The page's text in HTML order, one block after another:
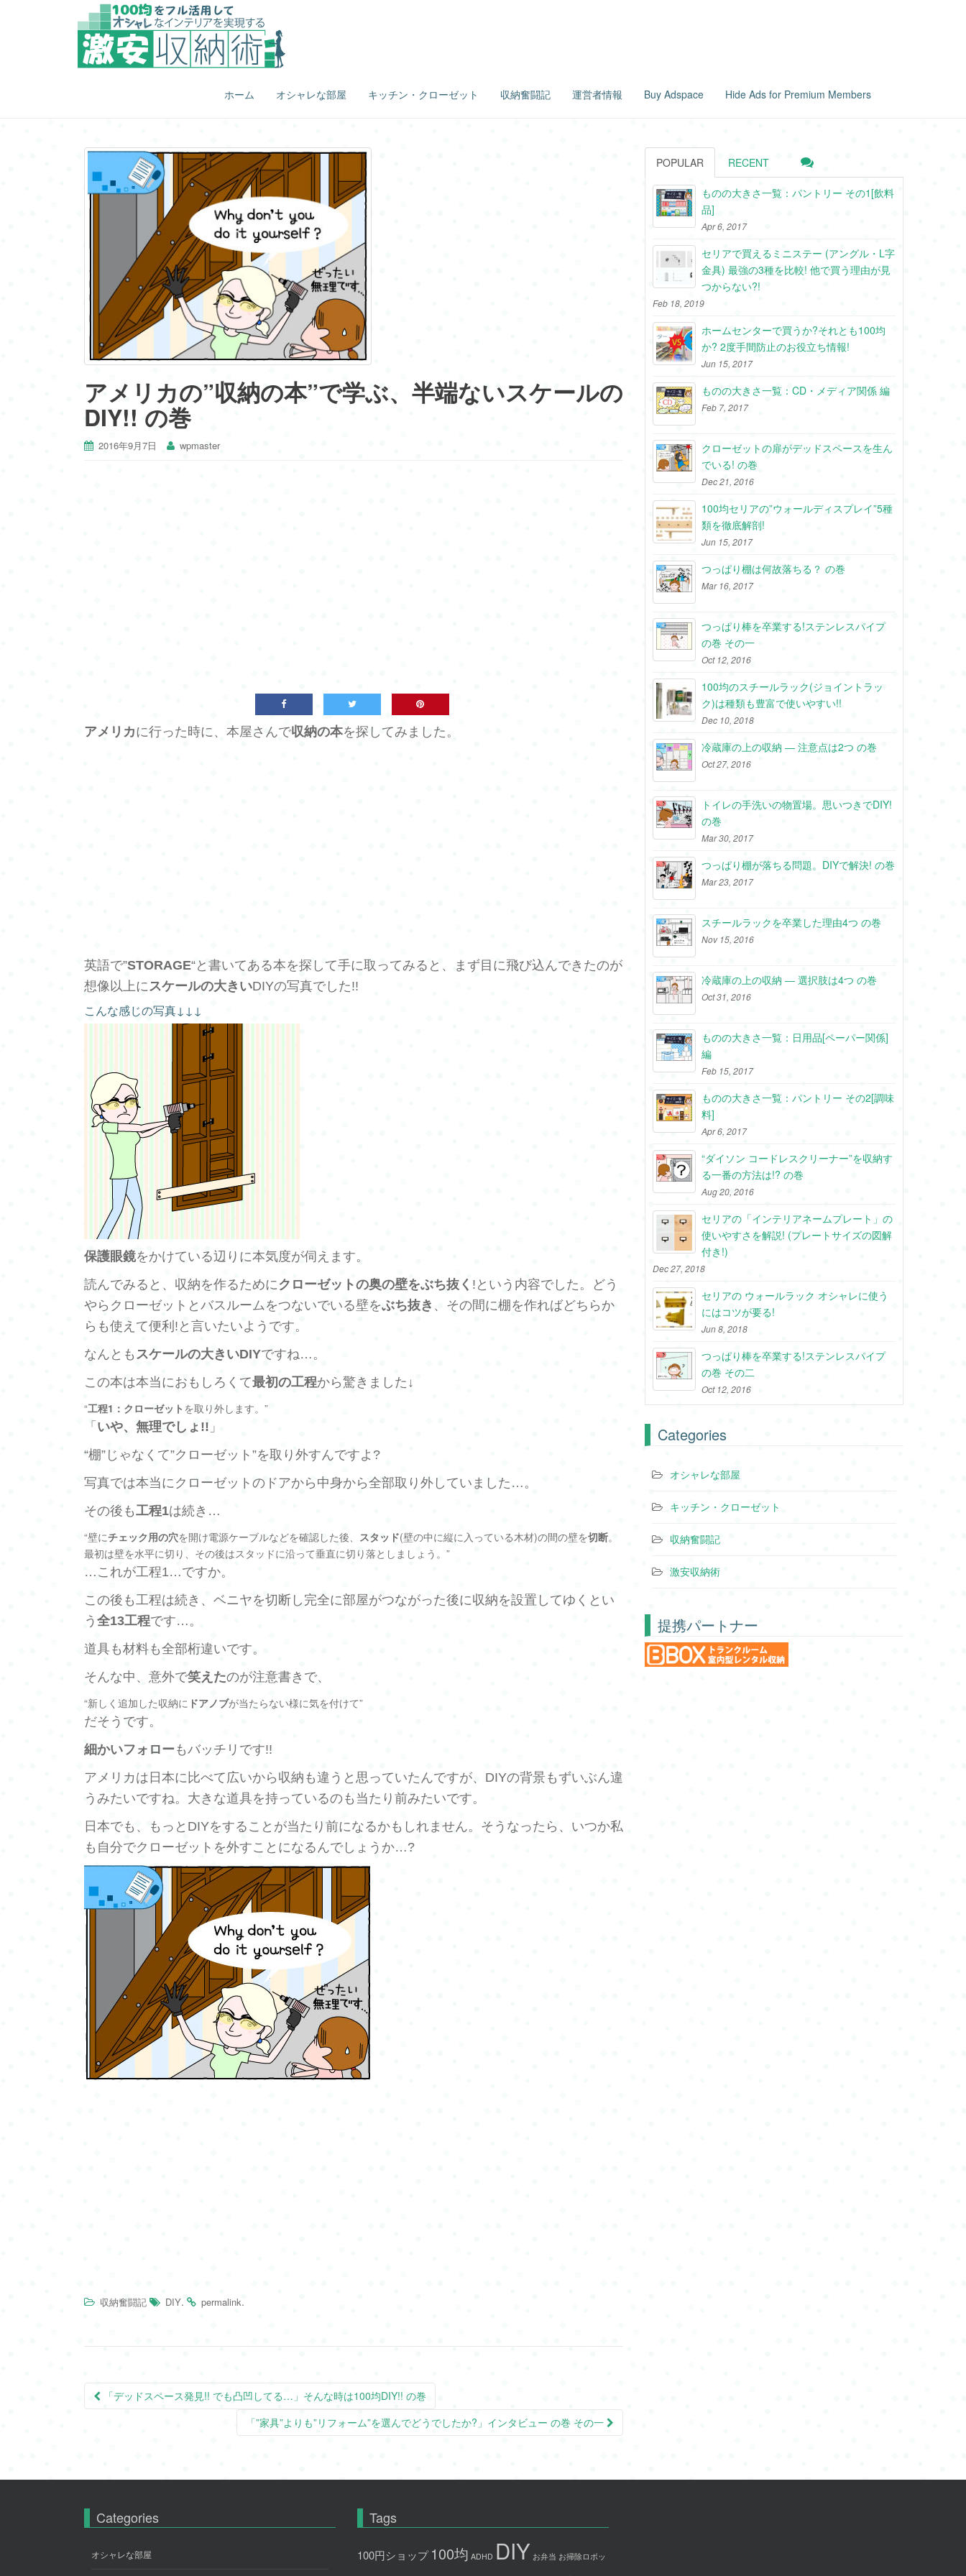
ホーム オシャレな部屋 キッチン・クローゼット 収納奮闘記 運営者情報 Buy Adspace Hide Ads for Premium Members
アメリカの”収納の本”で学ぶ、半端ないスケールの
DIY!! の巻
2016年9月7日 wpmaster
アメリカに行った時に、本屋さんで収納の本を探してみました。
英語で”STORAGE“と書いてある本を探して手に取ってみると、まず目に飛び込んできたのが
想像以上に スケールの大きいDIYの写真でした!!
こんな感じの写真↓↓↓
保護眼鏡をかけている辺りに本気度が伺えます。
読んでみると、収納を作るためにクローゼットの奥の壁をぶち抜く !という内容でした。どう
やらクローゼットとバスルームをつないでいる壁をぶち抜き 、その間に棚を作ればどちらか
らも使えて便利!と言いたいようです。
なんとも スケールの大きいDIYですね…。
この本は本当におもしろくて最初の工程から驚きました↓
“工程1：クローゼット を取り外します。”
「 いや、無理でしょ!! 」
“棚”じゃなくて”クローゼット”を取り外すんですよ?
写真では本当にクローゼットのドアから中身から全部取り外していました…。
その後も工程1は続き…
“壁にチェック用の穴を開け電源ケーブルなどを確認した後、 スタッド(壁の中に縦に入っている木材)の間の壁を切断。
最初は壁を水平に切り、その後はスタッドに沿って垂直に切り落としましょう。”
…これが工程1…ですか。
この後も工程は続き、ベニヤを切断し完全に部屋がつながった後に収納を設置してゆくとい
う 全13工程です…。
道具も材料も全部桁違いです。
そんな中、意外で笑えたのが注意書きで、
“新しく追加した収納に ドアノブが当たらない様に気を付けて”
だそうです。
細かいフォロー もバッチリです!!
アメリカは日本に比べて広いから収納も違うと思っていたんですが、DIYの背景もずいぶん違
うみたいですね。大きな道具を持っているのも当たり前みたいです。
日本でも、もっとDIYをすることが当たり前になるかもしれません。そうなったら、いつか私
も自分でクローゼットを外すことになるんでしょうか…?
収納奮闘記 DIY. permalink.
Post「デッドスペース発見!! でも凸凹してる…」そんな時は100均DIY!! の巻
「”家具”よりも”リフォーム”を選んでどうでしたか?」インタビュー の巻 その一
POPULAR RECENT
ものの大きさ一覧：パントリー その1[飲料
品]
Apr 6, 2017
セリアで買えるミニステー (アングル・L字
金具) 最強の3種を比較! 他で買う理由が見
つからない?!
Feb 18, 2019
ホームセンターで買うか?それとも100均
か? 2度手間防止のお役立ち情報!
Jun 15, 2017
ものの大きさ一覧：CD・メディア関係 編
Feb 7, 2017
クローゼットの扉がデッドスペースを生ん
でいる! の巻
Dec 21, 2016
100均セリアの”ウォールディスプレイ”5種
類を徹底解剖!
Jun 15, 2017
つっぱり棚は何故落ちる？ の巻
Mar 16, 2017
つっぱり棒を卒業する!ステンレスパイプ
の巻 その一
Oct 12, 2016
100均のスチールラック(ジョイントラッ
ク)は種類も豊富で使いやすい!!
Dec 10, 2018
冷蔵庫の上の収納 ― 注意点は2つ の巻
Oct 27, 2016
トイレの手洗いの物置場。思いつきでDIY!
の巻
Mar 30, 2017
つっぱり棚が落ちる問題。DIYで解決! の巻
Mar 23, 2017
スチールラックを卒業した理由4つ の巻
Nov 15, 2016
冷蔵庫の上の収納 ― 選択肢は4つ の巻
Oct 31, 2016
ものの大きさ一覧：日用品[ペーパー関係]
編
Feb 15, 2017
ものの大きさ一覧：パントリー その2[調味
料]
Apr 6, 2017
“ダイソン コードレスクリーナー”を収納す
る一番の方法は!? の巻
Aug 20, 2016
セリアの「インテリアネームプレート」の
使いやすさを解説! (プレートサイズの図解
付き!)
Dec 27, 2018
セリアの ウォールラック オシャレに使う
にはコツが要る!
Jun 8, 2018
つっぱり棒を卒業する!ステンレスパイプ
の巻 その二
Oct 12, 2016
Categories
オシャレな部屋
キッチン・クローゼット
収納奮闘記
激安収納術
提携パートナー
Categories
オシャレな部屋
Tags
100円ショップ 100均 ADHD DIY お弁当 お掃除ロボッ